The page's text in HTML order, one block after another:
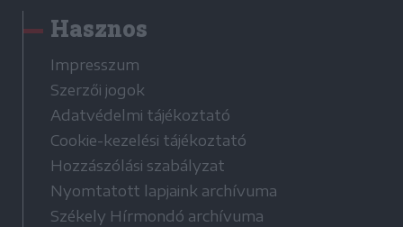
Hasznos
Impresszum
Szerzői jogok
Adatvédelmi tájékoztató
Cookie-kezelési tájékoztató
Hozzászólási szabályzat
Nyomtatott lapjaink archívuma
Székely Hírmondó archívuma